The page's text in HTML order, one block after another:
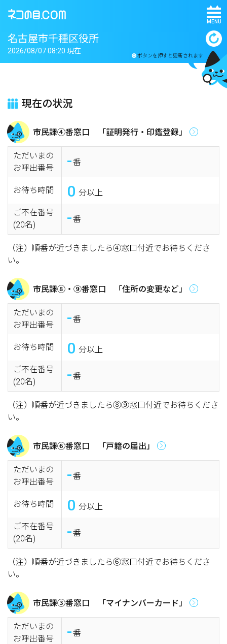
MENU
名古屋市千種区役所
ボタンを押すと更新されます
2026/08/07 08:20 現在
現在の状況
市民課④番窓口 「証明発行・印鑑登録」
ただいまの
お呼出番号
-番
お待ち時間 0 分以上
ご不在番号
(20名)
-番
（注）順番が近づきましたら④窓口付近でお待ちくださ
い。
市民課⑧・⑨番窓口 「住所の変更など」
ただいまの
お呼出番号
-番
お待ち時間 0 分以上
ご不在番号
(20名)
-番
（注）順番が近づきましたら⑧⑨窓口付近でお待ちくださ
い。
市民課⑥番窓口 「戸籍の届出」
ただいまの
お呼出番号
-番
お待ち時間 0 分以上
ご不在番号
(20名)
-番
（注）順番が近づきましたら⑥窓口付近でお待ちくださ
い。
市民課③番窓口 「マイナンバーカード」
ただいまの
お呼出番号
-番